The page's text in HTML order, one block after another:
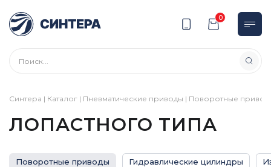
0
Синтера | Каталог | Пневматические приводы | Поворотные
ЛОПАСТНОГО ТИПА
Поворотные приводы Гидравлические цилиндры